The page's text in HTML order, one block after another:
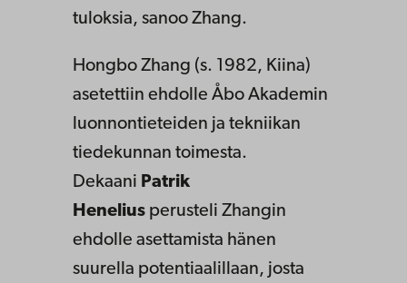
tuloksia, sanoo Zhang.
Hongbo Zhang (s. 1982, Kiina)
asetettiin ehdolle Åbo Akademin
luonnontieteiden ja tekniikan
tiedekunnan toimesta.
Dekaani Patrik
Henelius perusteli Zhangin
ehdolle asettamista hänen
suurella potentiaalillaan, josta